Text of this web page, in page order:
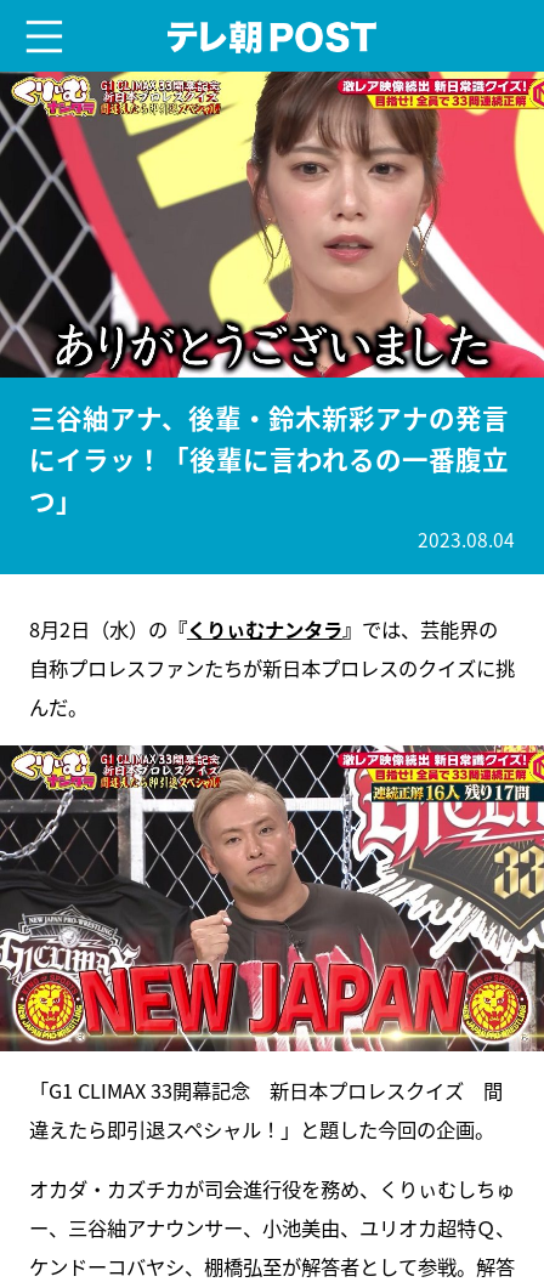
三谷紬アナ、後輩・鈴木新彩アナの発言
にイラッ！「後輩に言われるの一番腹立
つ」
2023.08.04
8月2日（水）の 『くりぃむナンタラ』 では、芸能界の
自称プロレスファンたちが新日本プロレスのクイズに挑
んだ。
「G1 CLIMAX 33開幕記念 新日本プロレスクイズ 間
違えたら即引退スペシャル！」と題した今回の企画。
オカダ・カズチカが司会進行役を務め、くりぃむしちゅ
ー、三谷紬アナウンサー、小池美由、ユリオカ超特Ｑ、
ケンドーコバヤシ、棚橋弘至が解答者として参戦。解答